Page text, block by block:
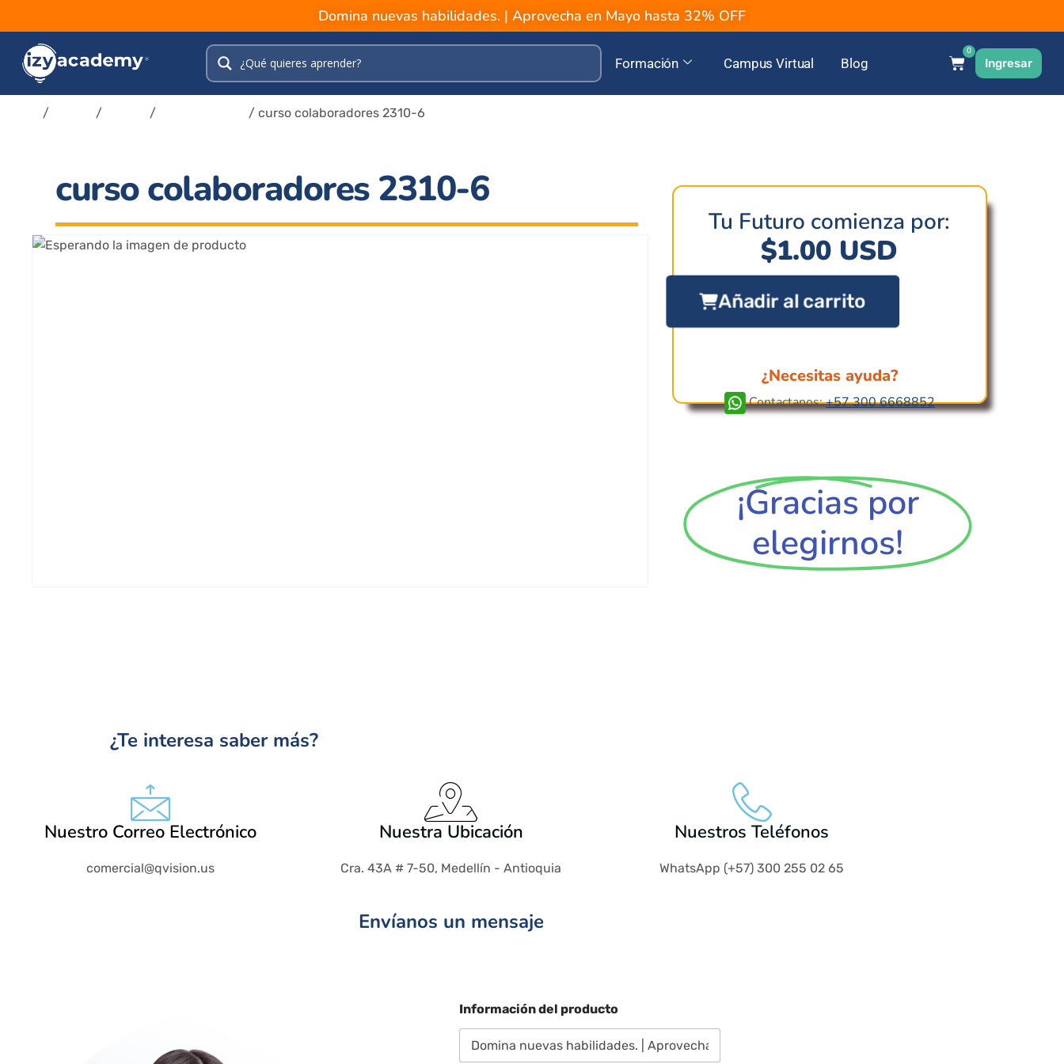
Domina nuevas habilidades. | Aprovecha en Mayo hasta 32% OFF
Formación Campus Virtual Blog
0
Ingresar
/ / / / curso colaboradores 2310-6
curso colaboradores 2310-6
Tu Futuro comienza por:
$1.00 USD
Añadir al carrito
¿Necesitas ayuda?
Contactanos:+57 300 6668852
¡Gracias por
elegirnos!
¿Te interesa saber más?
Nuestro Correo Electrónico
comercial@qvision.us
Nuestra Ubicación
Cra. 43A # 7-50, Medellín - Antioquia
Nuestros Teléfonos
WhatsApp (+57) 300 255 02 65
Envíanos un mensaje
Información del producto